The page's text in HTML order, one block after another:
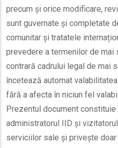
precum și orice modificare,
sunt guvernate și completate
comunitar și tratatele
prevedere a termenilor de
contrară cadrului legal de mai
încetează automat
fără a afecta în niciun fel
Prezentul document constituie
administratorul IID și
serviciilor sale și privește